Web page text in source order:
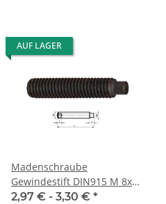
AUF LAGER
Madenschraube
Gewindestift DIN915 M 8x30
Zapfen 10x
2,97 € - 3,30 € *